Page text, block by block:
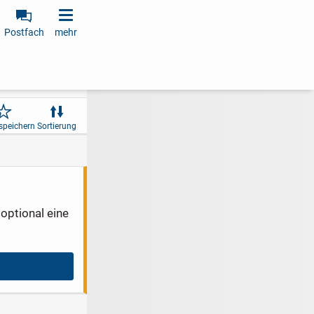
Postfach mehr
Sortierung
eine